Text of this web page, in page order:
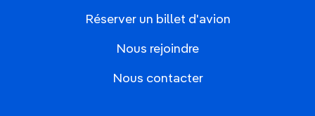
Réserver un billet d'avion
Nous rejoindre
Nous contacter